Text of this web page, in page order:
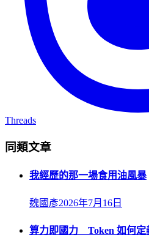
Threads
同類文章
我經歷的那一場食用油風暴
魏國彥2026年7月16日
算力即國力 Token 如何定